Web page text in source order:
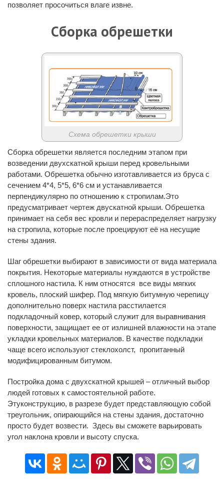
позволяет просочиться влаге извне.
Сборка обрешетки
Схема обрешетки крыши
Сборка обрешетки является последним этапом при
возведении двухскатной крыши перед кровельными
работами. Обрешетка обычно изготавливается из бруса с
сечением 4*4, 5*5, 6*6 см и устанавливается
перпендикулярно по отношению к стропилам.Это
предусматривает чертеж двускатной крыши. Обрешетка
принимает на себя вес кровли и перераспределяет нагрузку
на стропила, которые после проецируют её на несущие
стены здания.
Шаг обрешетки выбирают в зависимости от вида материала
покрытия. Некоторые материалы нуждаются в устройстве
сплошного настила. К ним относятся все виды мягких
кровель, плоский шифер. Под мягкую битумную черепицу
дополнительно поверх настила расстилается
подкладочный ковер, который служит для выравнивания
поверхности, защищает ее от излишней влажности на этапе
укладки кровельных материалов. В качестве подкладки
чаще всего используют стеклохолст, пропитанный
модифицированным битумом.
Постройка дома с двухскатной крышей – отличный выбор
людей готовых к самостоятельной работе.
Этуконструкцию, в разрезе будет представляющую собой
треугольник, опирающийся на стены здания, достаточно
просто будет возвести. Здесь вы сможете варьировать
угол наклона кровли и высоту спуска.